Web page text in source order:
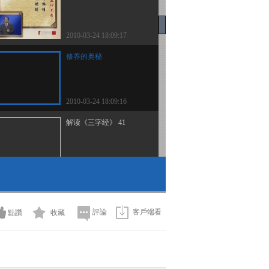
2010-03-24 18:09:17
修养的奥秘
2010-03-24 18:09:16
解读《三字经》 41
2010-03-24 18:09:15
點讚 收藏 評論 客戶端看